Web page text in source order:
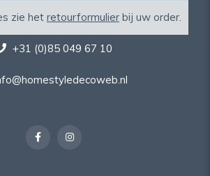
zie het retourformulier bij uw order.
+31 (0)85 049 67 10